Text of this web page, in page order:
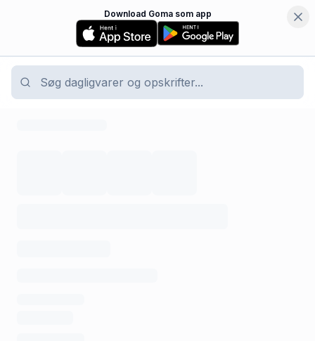
Download Goma som app